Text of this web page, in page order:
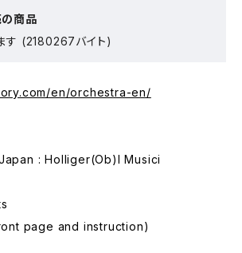
商品
す (2180267バイト)
en/orchestra-en/
: Holliger(Ob)I Musici
page and instruction)